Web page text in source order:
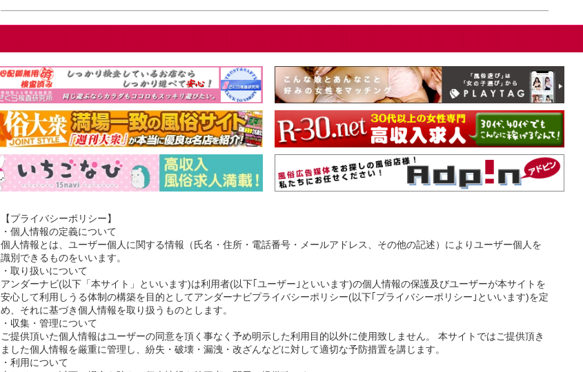
【プライバシーポリシー】
・個人情報の定義について
個人情報とは、ユーザー個人に関する情報（氏名・住所・電話番号・メールアドレス、その他の記述）によりユーザー個人を
識別できるものをいいます。
・取り扱いについて
アンダーナビ(以下「本サイト」といいます)は利用者(以下｢ユーザー｣といいます)の個人情報の保護及びユーザーが本サイトを
安心して利用しうる体制の構築を目的としてアンダーナビプライバシーポリシー(以下｢プライバシーポリシー｣といいます)を定
め、それに基づき個人情報を取り扱うものとします。
・収集・管理について
ご提供頂いた個人情報はユーザーの同意を頂く事なく予め明示した利用目的以外に使用致しません。 本サイトではご提供頂き
ました個人情報を厳重に管理し、紛失・破壊・漏洩・改ざんなどに対して適切な予防措置を講じます。
・利用について